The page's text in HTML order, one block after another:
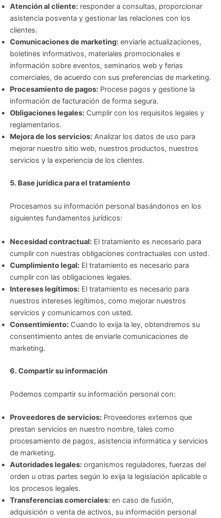
Atención al cliente: responder a consultas, proporcionar
asistencia posventa y gestionar las relaciones con los
clientes.
Comunicaciones de marketing: enviarle actualizaciones,
boletines informativos, materiales promocionales e
información sobre eventos, seminarios web y ferias
comerciales, de acuerdo con sus preferencias de marketing.
Procesamiento de pagos: Procese pagos y gestione la
información de facturación de forma segura.
Obligaciones legales: Cumplir con los requisitos legales y
reglamentarios.
Mejora de los servicios: Analizar los datos de uso para
mejorar nuestro sitio web, nuestros productos, nuestros
servicios y la experiencia de los clientes.
5. Base jurídica para el tratamiento
Procesamos su información personal basándonos en los
siguientes fundamentos jurídicos:
Necesidad contractual: El tratamiento es necesario para
cumplir con nuestras obligaciones contractuales con usted.
Cumplimiento legal: El tratamiento es necesario para
cumplir con las obligaciones legales.
Intereses legítimos: El tratamiento es necesario para
nuestros intereses legítimos, como mejorar nuestros
servicios y comunicarnos con usted.
Consentimiento: Cuando lo exija la ley, obtendremos su
consentimiento antes de enviarle comunicaciones de
marketing.
6. Compartir su información
Podemos compartir su información personal con:
Proveedores de servicios: Proveedores externos que
prestan servicios en nuestro nombre, tales como
procesamiento de pagos, asistencia informática y servicios
de marketing.
Autoridades legales: organismos reguladores, fuerzas del
orden u otras partes según lo exija la legislación aplicable o
los procesos legales.
Transferencias comerciales: en caso de fusión,
adquisición o venta de activos, su información personal